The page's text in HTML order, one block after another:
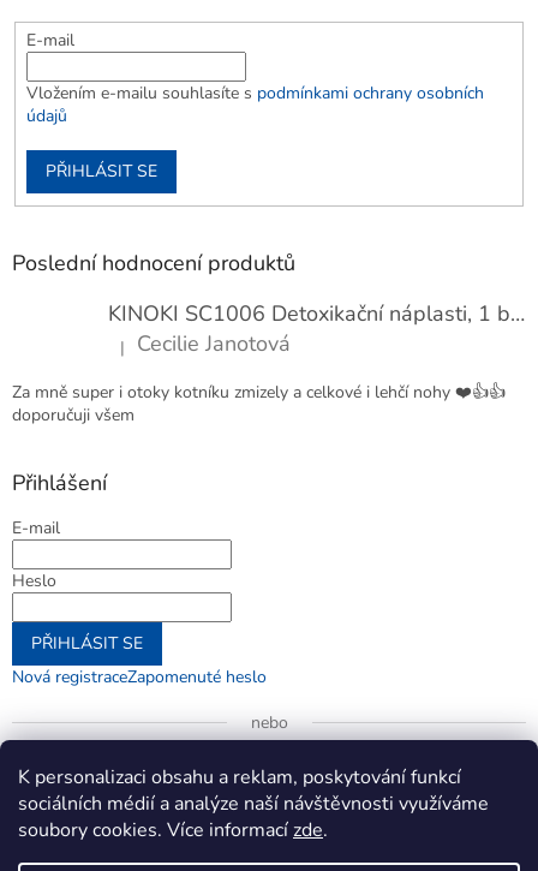
K personalizaci obsahu a reklam, poskytování funkcí
sociálních médií a analýze naší návštěvnosti využíváme
soubory cookies. Více informacízde.
E-mail
Vložením e-mailu souhlasíte s podmínkami ochrany osobních
údajů
PŘIHLÁSIT SE
Poslední hodnocení produktů
KINOKI SC1006 Detoxikační náplasti, 1 balení - 10 ks
Hodnocení produktu je 4 z 5 hvězdiček.
| Cecilie Janotová
Za mně super i otoky kotníku zmizely a celkové i lehčí nohy ❤️👍👍
doporučuji všem
Přihlášení
E-mail
Heslo
PŘIHLÁSIT SE
Nová registraceZapomenuté heslo
nebo
Přihlásit se přes Google